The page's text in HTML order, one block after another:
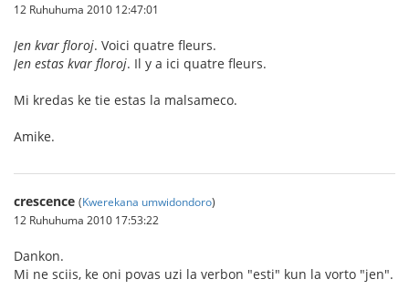
12 Ruhuhuma 2010 12:47:01
Jen kvar floroj. Voici quatre fleurs.
Jen estas kvar floroj. Il y a ici quatre fleurs.
Mi kredas ke tie estas la malsameco.
Amike.
crescence (Kwerekana umwidondoro)
12 Ruhuhuma 2010 17:53:22
Dankon.
Mi ne sciis, ke oni povas uzi la verbon "esti" kun la vorto "jen".